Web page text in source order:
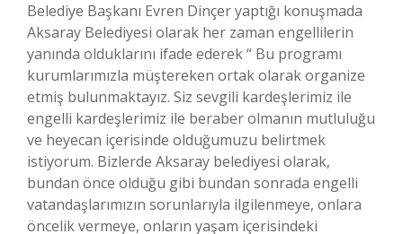
Belediye Başkanı Evren Dinçer yaptığı konuşmada
Aksaray Belediyesi olarak her zaman engellilerin
yanında olduklarını ifade ederek “ Bu programı
kurumlarımızla müştereken ortak olarak organize
etmiş bulunmaktayız. Siz sevgili kardeşlerimiz ile
engelli kardeşlerimiz ile beraber olmanın mutluluğu
ve heyecan içerisinde olduğumuzu belirtmek
istiyorum. Bizlerde Aksaray belediyesi olarak,
bundan önce olduğu gibi bundan sonrada engelli
vatandaşlarımızın sorunlarıyla ilgilenmeye, onlara
öncelik vermeye, onların yaşam içerisindeki